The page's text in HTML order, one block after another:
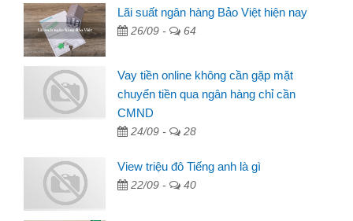
Lãi suất ngân hàng Bảo Việt hiện nay
26/09 - 64
Vay tiền online không cần gặp mặt
chuyển tiền qua ngân hàng chỉ cần
CMND
24/09 - 28
View triệu đô Tiếng anh là gì
22/09 - 40